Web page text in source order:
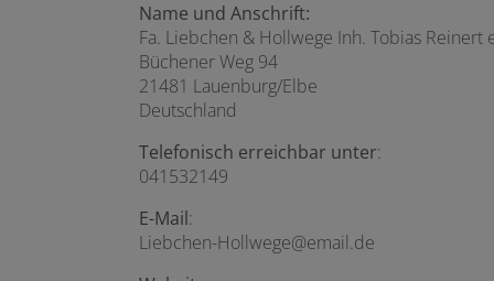
Name und Anschrift:
Fa. Liebchen & Hollwege Inh. Tobias Reinert
Büchener Weg 94
21481 Lauenburg/Elbe
Deutschland
Telefonisch erreichbar unter:
041532149
E-Mail:
Liebchen-Hollwege@email.de